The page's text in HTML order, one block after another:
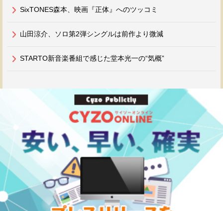
SixTONES森本、映画『正体』へのツッコミ
山田涼介、ソロ第2弾シングルは前作より微減
STARTO新音楽番組で感じた堂本光一の“気概”